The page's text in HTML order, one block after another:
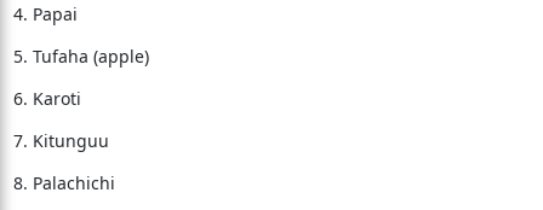
4. Papai
5. Tufaha (apple)
6. Karoti
7. Kitunguu
8. Palachichi